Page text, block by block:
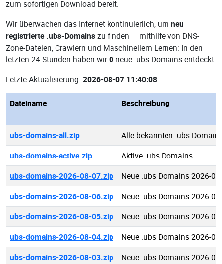
zum sofortigen Download bereit.
Wir überwachen das Internet kontinuierlich, um neu
registrierte .ubs-Domainszu finden — mithilfe von DNS-
Zone-Dateien, Crawlern und Maschinellem Lernen: In den
letzten 24 Stunden haben wir0 neue .ubs-Domains entdeckt.
Letzte Aktualisierung: 2026-08-07 11:40:08
Dateiname Beschreibung
ubs-domains-all.zip
Alle bekannten .ubs
ubs-domains-active.zip
Aktive .ubs Domains
ubs-domains-2026-08-07.zip
Neue .ubs Domains 2026-
ubs-domains-2026-08-06.zip
Neue .ubs Domains 2026-
ubs-domains-2026-08-05.zip
Neue .ubs Domains 2026-
ubs-domains-2026-08-04.zip
Neue .ubs Domains 2026-
ubs-domains-2026-08-03.zip
Neue .ubs Domains 2026-